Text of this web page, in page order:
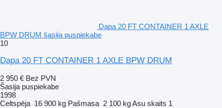
Dapa 20 FT CONTAINER 1 AXLE
BPW DRUM šasija puspiekabe
10
Dapa 20 FT CONTAINER 1 AXLE BPW DRUM
2 950 € Bez PVN
Šasija puspiekabe
1998
Celtspēja 16 900 kg Pašmasa 2 100 kgAsu skaits 1